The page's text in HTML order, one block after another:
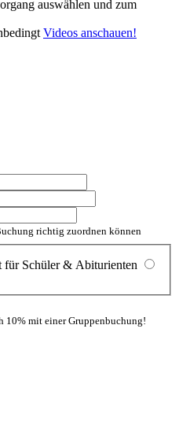
auswählen und zum
Videos anschauen!
richtig zuordnen können
für Schüler & Abiturienten
10% mit einer Gruppenbuchung!